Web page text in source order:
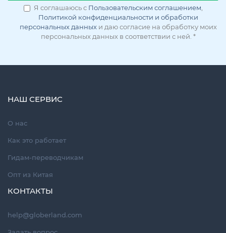
Я соглашаюсь с Пользовательским соглашением
Политикой конфиденциальности и обработки
персональных данныхи даю согласие на обработку моих
персональных данных в соответствии с ней. *
НАШ СЕРВИС
О нас
Как это работает
Гидам-переводчикам
Опт из Китая
КОНТАКТЫ
help@globerland.com